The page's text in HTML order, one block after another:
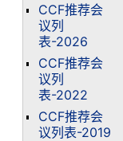
CCF推荐会
议列
表-2026
CCF推荐会
议列
表-2022
CCF推荐会
议列表-2019